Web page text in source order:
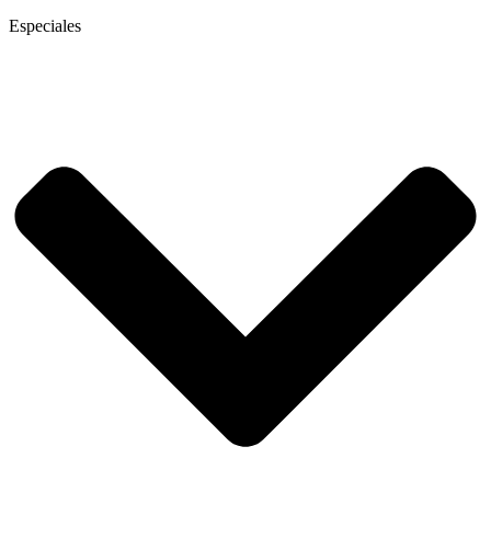
Especiales